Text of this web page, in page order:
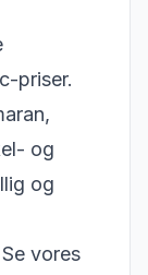
priser.
og
og
Se vores